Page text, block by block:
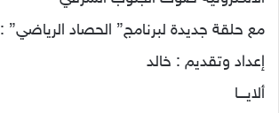
مع حلقة جديدة لبرنامج” الحصاد الرياضي” :
إعداد وتقديم : خالد
ألايـــا